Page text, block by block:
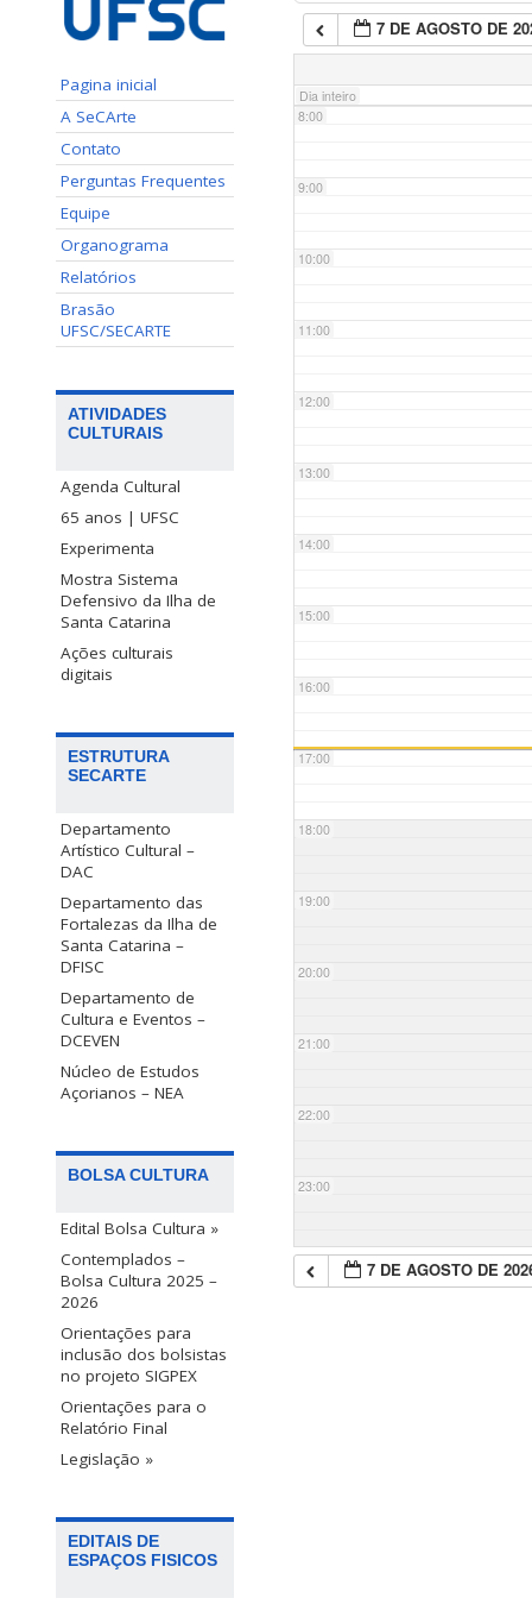
Pagina inicial
A SeCArte
Contato
Perguntas Frequentes
Equipe
Organograma
Relatórios
Brasão
UFSC/SECARTE
ATIVIDADES
CULTURAIS
Agenda Cultural
65 anos | UFSC
Experimenta
Mostra Sistema
Defensivo da Ilha de
Santa Catarina
Ações culturais
digitais
ESTRUTURA
SECARTE
Departamento
Artístico Cultural –
DAC
Departamento das
Fortalezas da Ilha de
Santa Catarina –
DFISC
Departamento de
Cultura e Eventos –
DCEVEN
Núcleo de Estudos
Açorianos – NEA
BOLSA CULTURA
Edital Bolsa Cultura »
Contemplados –
Bolsa Cultura 2025 –
2026
Orientações para
inclusão dos bolsistas
no projeto SIGPEX
Orientações para o
Relatório Final
Legislação »
EDITAIS DE
ESPAÇOS FISICOS
7 DE AGOSTO DE
Dia inteiro
7:00
8:00
9:00
10:00
11:00
12:00
13:00
14:00
15:00
16:00
17:00
18:00
19:00
20:00
21:00
22:00
23:00
7 DE AGOSTO DE